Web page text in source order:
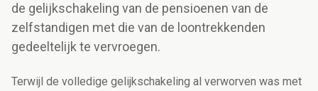
de gelijkschakeling van de pensioenen van de
zelfstandigen met die van de loontrekkenden
gedeeltelijk te vervroegen.
Terwijl de volledige gelijkschakeling al verworven was met